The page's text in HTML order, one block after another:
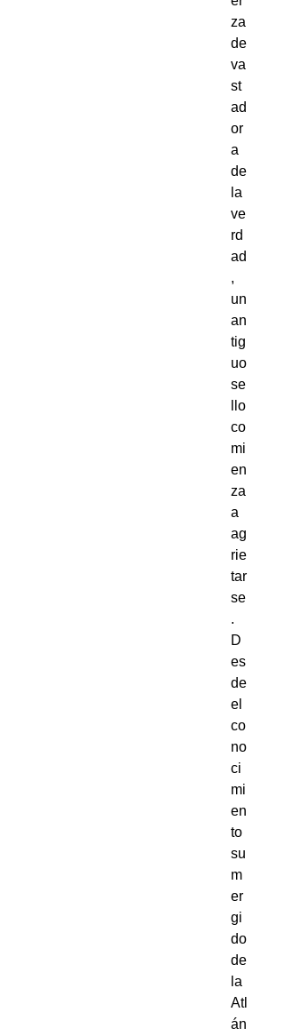
za
de
va
st
ad
or
a
de
la
ve
rd
ad
,
un
an
tig
uo
se
llo
co
mi
en
za
a
ag
rie
tar
se
.
D
es
de
el
co
no
ci
mi
en
to
su
m
er
gi
do
de
la
Atl
án